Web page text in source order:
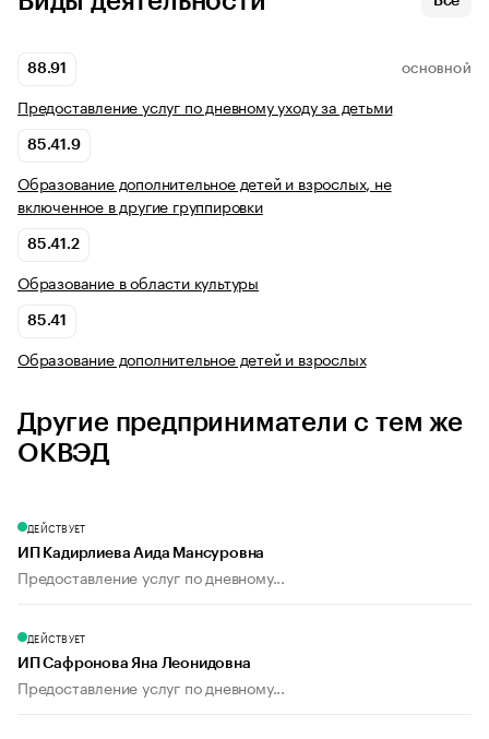
88.91 ОСНОВНОЙ
Предоставление услуг по дневному уходу за детьми
85.41.9
Образование дополнительное детей и взрослых, не
включенное в другие группировки
85.41.2
Образование в области культуры
85.41
Образование дополнительное детей и взрослых
Другие предприниматели с тем же
ОКВЭД
ДЕЙСТВУЕТ
ИП Кадирлиева Аида Мансуровна
Предоставление услуг по дневному...
ДЕЙСТВУЕТ
ИП Сафронова Яна Леонидовна
Предоставление услуг по дневному...